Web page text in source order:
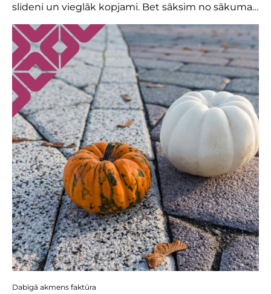
slideni un vieglāk kopjami. Bet sāksim no sākuma…
Dabīgā akmens faktūra